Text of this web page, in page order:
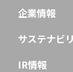
企業情報
サステナビ
IR情報